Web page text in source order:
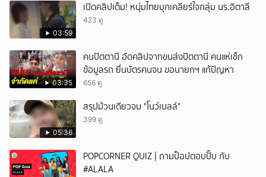
03:59
เปิดคลิปเต็ม! หนุ่มไทยบุกเคลียร์ใจกลุ่ม นร.อิตาลี
423 ดู
03:35
คนปัตตานี อัดคลิปจากขนส่งปัตตานี คนแห่เช็ก
ข้อมูลรถ ยื่นบัตรคนจน ขอนายกฯ แก้ปัญหา
656 ดู
05:36
สรุปม้วนเดียวจบ "โนว์เบลล์"
399 ดู
POPCORNER QUIZ | ถามป็อปตอบปั๊บ กับ
#ALALA